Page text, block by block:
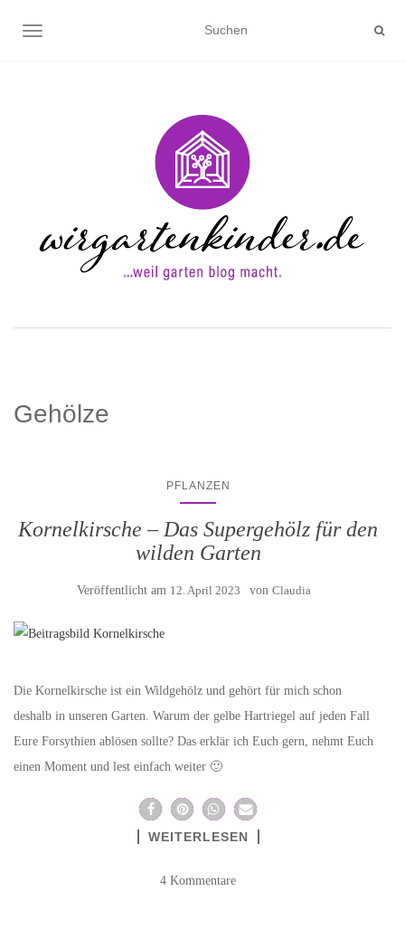
NAVIGATION UMSCHALTEN
Gehölze
PFLANZEN
Kornelkirsche – Das Supergehölz für den
wilden Garten
Veröffentlicht am 12. April 2023 von Claudia
Die Kornelkirsche ist ein Wildgehölz und gehört für mich schon
deshalb in unseren Garten. Warum der gelbe Hartriegel auf jeden Fall
Eure Forsythien ablösen sollte? Das erklär ich Euch gern, nehmt Euch
einen Moment und lest einfach weiter 🙂
WEITERLESEN
4 Kommentare